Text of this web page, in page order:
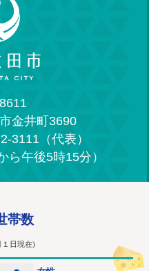
金井町3690
3111（代表）
ら午後5時15分）